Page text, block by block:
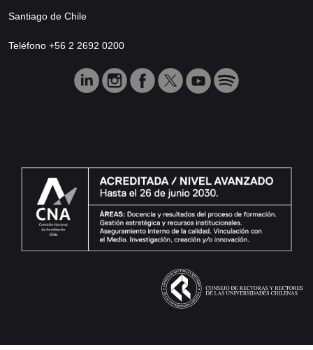
Santiago de Chile
Teléfono +56 2 2692 0200